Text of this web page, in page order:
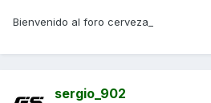
Bienvenido al foro cerveza_
sergio_902